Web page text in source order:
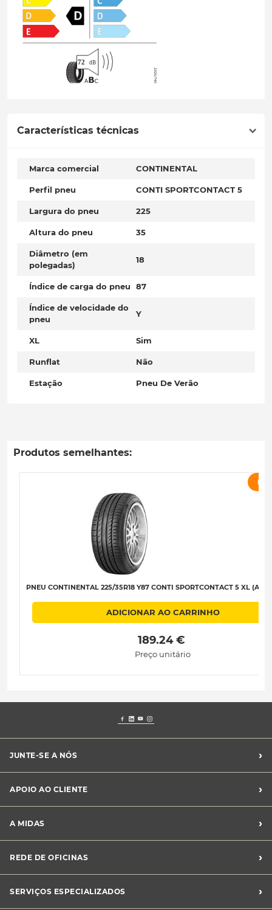
Características técnicas
Marca comercial CONTINENTAL
Perfil pneu CONTI SPORTCONTACT 5
Largura do pneu 225
Altura do pneu 35
Diâmetro (em
polegadas)
18
Índice de carga do pneu 87
Índice de velocidade do
pneu
Y
XL Sim
Runflat Não
Estação Pneu De Verão
Produtos semelhantes:
PNEU CONTINENTAL 225/35R18 Y87 CONTI SPORTCONTACT 5 XL (AO)
ADICIONAR AO CARRINHO
189.24 €
Preço unitário
JUNTE-SE A NÓS ›
Franchising Midas
APOIO AO CLIENTE ›
Livro de Reclamações
Canal de Denúncias
Perguntas Frequentes
A MIDAS ›
Sustentabilidade
Notícias Midas
REDE DE OFICINAS ›
SERVIÇOS ESPECIALIZADOS
›